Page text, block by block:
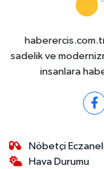
sadelik ve
insanlara
Nöbetçi
Hava Durumu